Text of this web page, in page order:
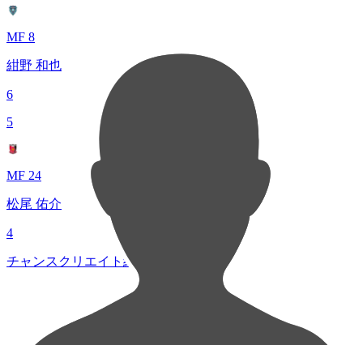
MF 8
紺野 和也
6
5
MF 24
松尾 佑介
4
チャンスクリエイト総数